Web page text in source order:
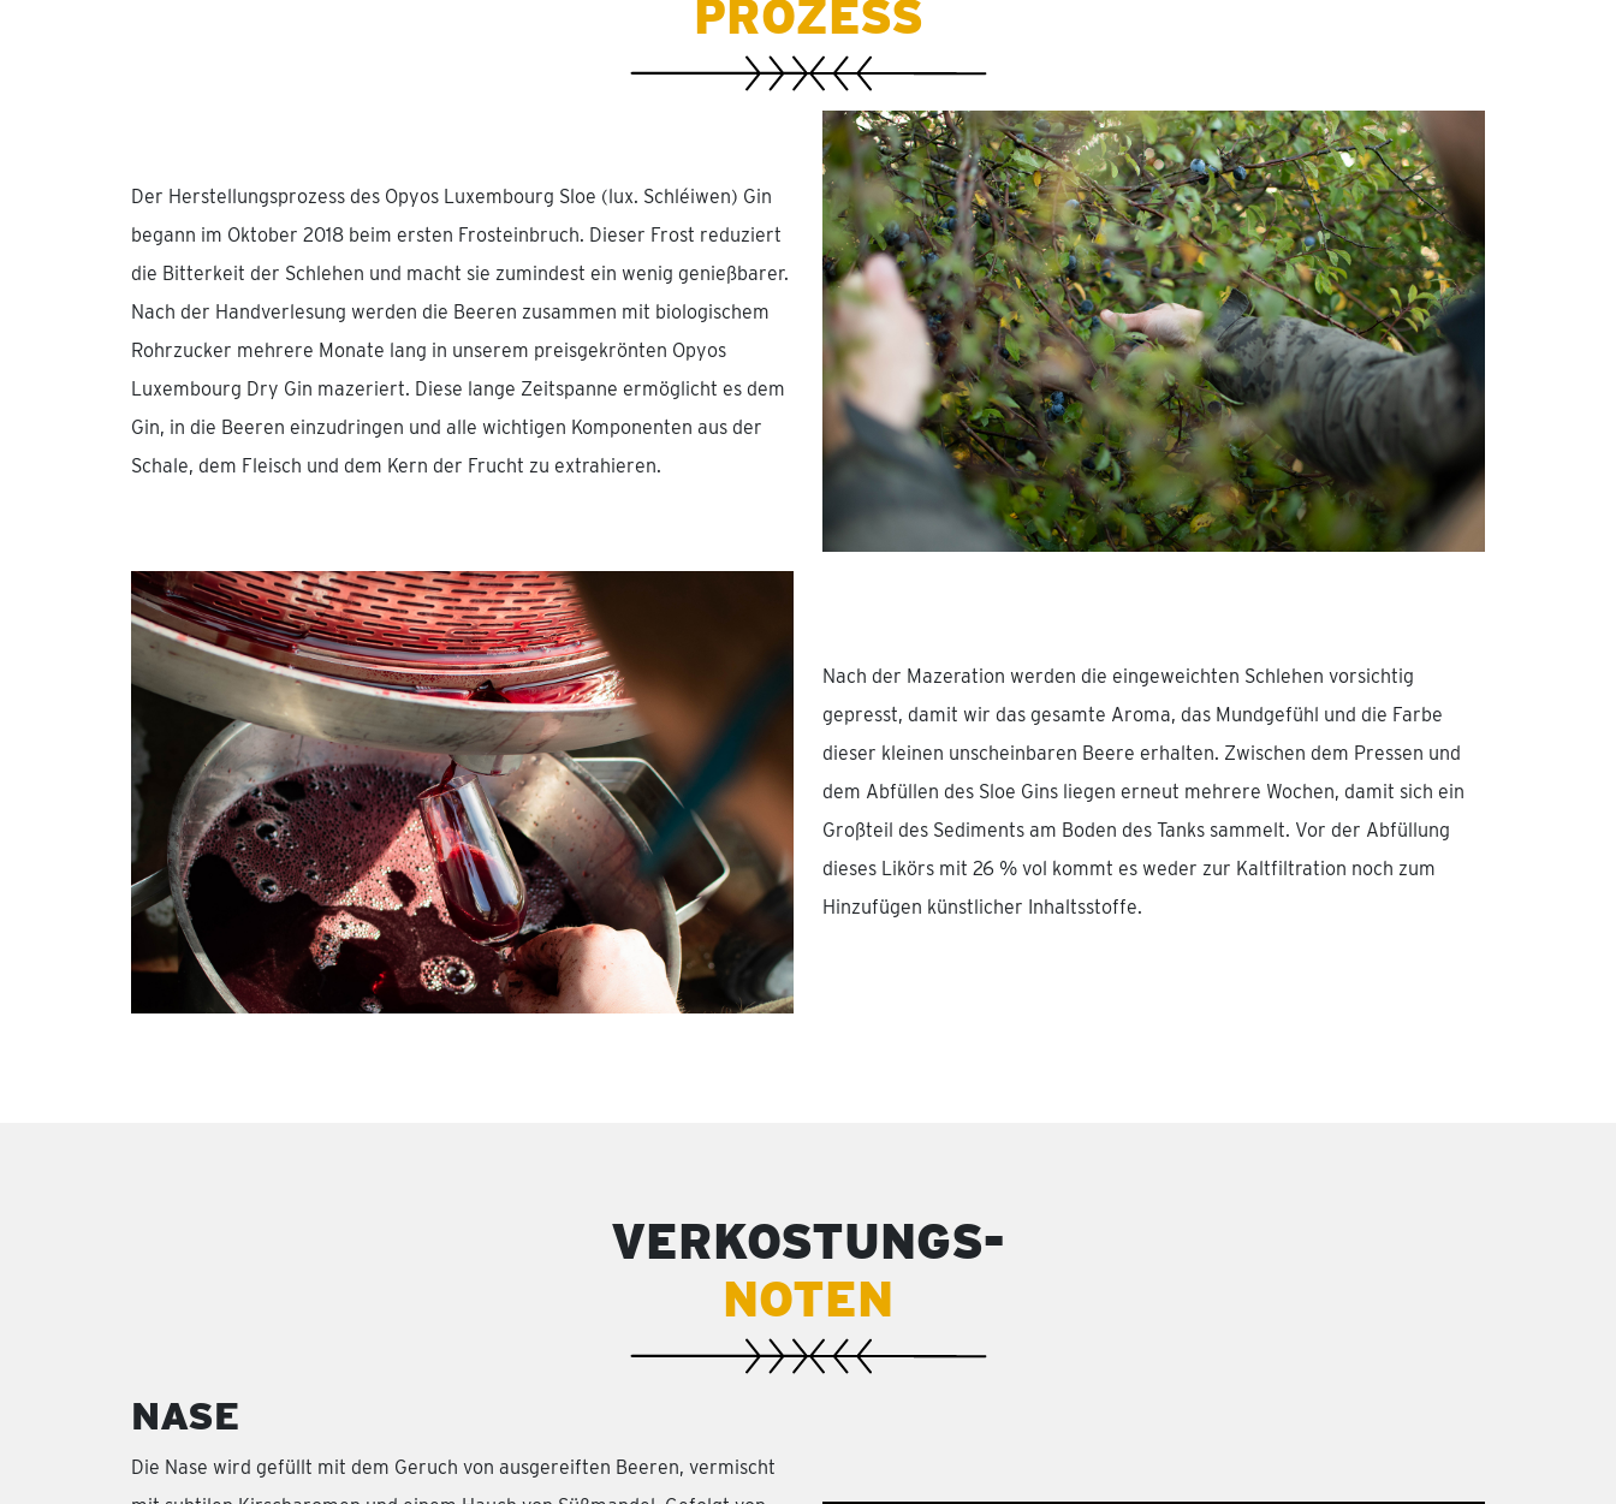
PROZESS
Der Herstellungsprozess des Opyos Luxembourg Sloe (lux. Schléiwen) Gin
begann im Oktober 2018 beim ersten Frosteinbruch. Dieser Frost reduziert
die Bitterkeit der Schlehen und macht sie zumindest ein wenig genießbarer.
Nach der Handverlesung werden die Beeren zusammen mit biologischem
Rohrzucker mehrere Monate lang in unserem preisgekrönten Opyos
Luxembourg Dry Gin mazeriert. Diese lange Zeitspanne ermöglicht es dem
Gin, in die Beeren einzudringen und alle wichtigen Komponenten aus der
Schale, dem Fleisch und dem Kern der Frucht zu extrahieren.
Nach der Mazeration werden die eingeweichten Schlehen vorsichtig
gepresst, damit wir das gesamte Aroma, das Mundgefühl und die Farbe
dieser kleinen unscheinbaren Beere erhalten. Zwischen dem Pressen und
dem Abfüllen des Sloe Gins liegen erneut mehrere Wochen, damit sich ein
Großteil des Sediments am Boden des Tanks sammelt. Vor der Abfüllung
dieses Likörs mit 26 % vol kommt es weder zur Kaltfiltration noch zum
Hinzufügen künstlicher Inhaltsstoffe.
VERKOSTUNGS-
NOTEN
NASE
Die Nase wird gefüllt mit dem Geruch von ausgereiften Beeren, vermischt